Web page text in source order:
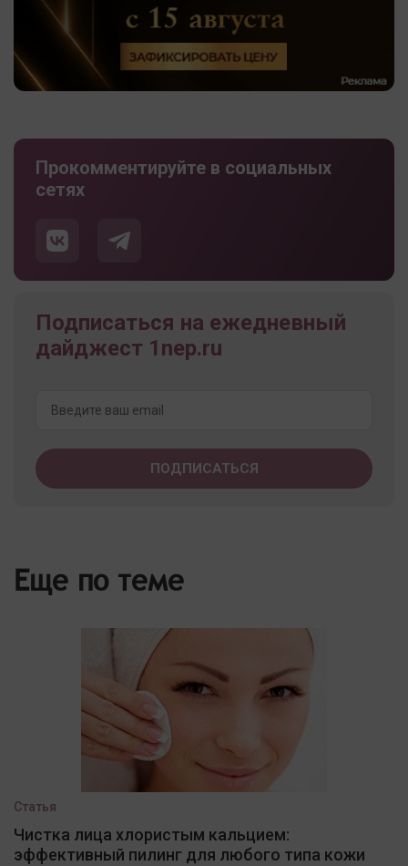
Прокомментируйте в социальных
сетях
Подписаться на ежедневный
дайджест 1nep.ru
Еще по теме
Статья
Чистка лица хлористым кальцием:
эффективный пилинг для любого типа кожи